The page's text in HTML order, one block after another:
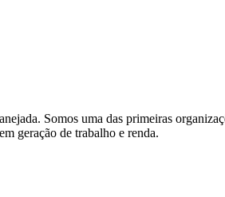
Somos uma das primeiras
geração de trabalho e renda.